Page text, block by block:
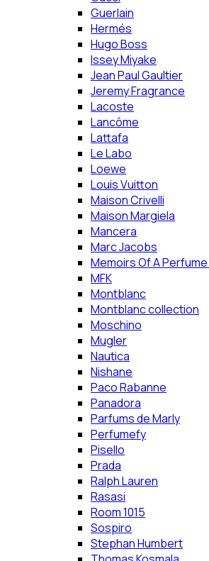
Guerlain
Hermés
Hugo Boss
Issey Miyake
Jean Paul Gaultier
Jeremy Fragrance
Lacoste
Lancôme
Lattafa
Le Labo
Loewe
Louis Vuitton
Maison Crivelli
Maison Margiela
Mancera
Marc Jacobs
Memoirs Of A
MFK
Montblanc
Montblanc collection
Moschino
Mugler
Nautica
Nishane
Paco Rabanne
Panadora
Parfums de Marly
Perfumefy
Pisello
Prada
Ralph Lauren
Rasasi
Room 1015
Sospiro
Stephan Humbert